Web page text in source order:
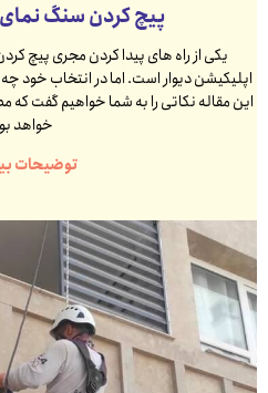
پیچ کردن سنگ
یکی از راه های پیدا کردن مجری پیچ
اپلیکیشن دیوار است. اما در انتخاب خود چه
این مقاله نکاتی را به شما خواهیم گفت که
خواهد
توضیحات